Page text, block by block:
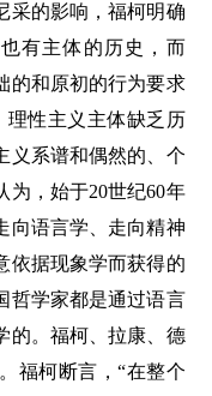
采的影响，福柯明确
有主体的历史，而
的和原初的行为要求
性主义主体缺乏历
义系谱和偶然的、个
为，始于20世纪60年
向语言学、走向精神
依据现象学而获得的
哲学家都是通过语言
的。福柯、拉康、德
福柯断言，“在整个